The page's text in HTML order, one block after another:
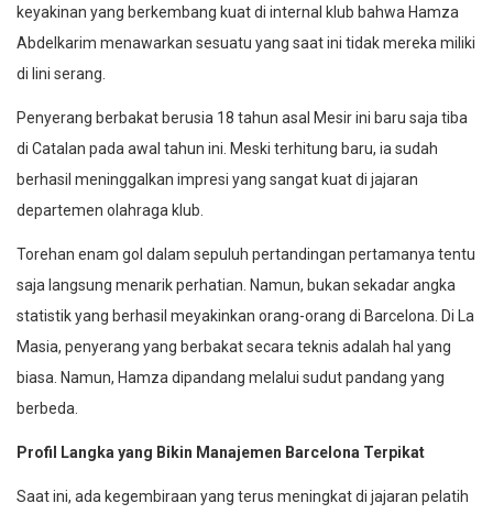
keyakinan yang berkembang kuat di internal klub bahwa Hamza
Abdelkarim menawarkan sesuatu yang saat ini tidak mereka miliki
di lini serang.
Penyerang berbakat berusia 18 tahun asal Mesir ini baru saja tiba
di Catalan pada awal tahun ini. Meski terhitung baru, ia sudah
berhasil meninggalkan impresi yang sangat kuat di jajaran
departemen olahraga klub.
Torehan enam gol dalam sepuluh pertandingan pertamanya tentu
saja langsung menarik perhatian. Namun, bukan sekadar angka
statistik yang berhasil meyakinkan orang-orang di Barcelona. Di La
Masia, penyerang yang berbakat secara teknis adalah hal yang
biasa. Namun, Hamza dipandang melalui sudut pandang yang
berbeda.
Profil Langka yang Bikin Manajemen Barcelona Terpikat
Saat ini, ada kegembiraan yang terus meningkat di jajaran pelatih